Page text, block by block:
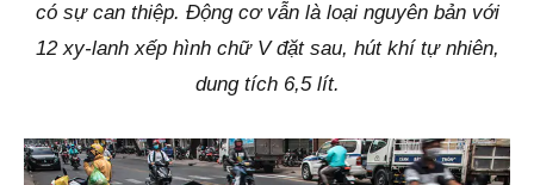
có sự can thiệp. Động cơ vẫn là loại nguyên bản với
12 xy-lanh xếp hình chữ V đặt sau, hút khí tự nhiên,
dung tích 6,5 lít.